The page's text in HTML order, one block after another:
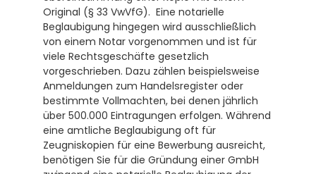
Original (§ 33 VwVfG).  Eine notarielle
Beglaubigung hingegen wird ausschließlich
von einem Notar vorgenommen und ist für
viele Rechtsgeschäfte gesetzlich
vorgeschrieben. Dazu zählen beispielsweise
Anmeldungen zum Handelsregister oder
bestimmte Vollmachten, bei denen jährlich
über 500.000 Eintragungen erfolgen. Während
eine amtliche Beglaubigung oft für
Zeugniskopien für eine Bewerbung ausreicht,
benötigen Sie für die Gründung einer GmbH